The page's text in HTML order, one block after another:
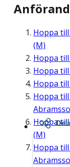
Hoppa till
(M)
Hoppa till
Hoppa till
Hoppa till
Hoppa till
Hoppa
(M)
Hoppa till